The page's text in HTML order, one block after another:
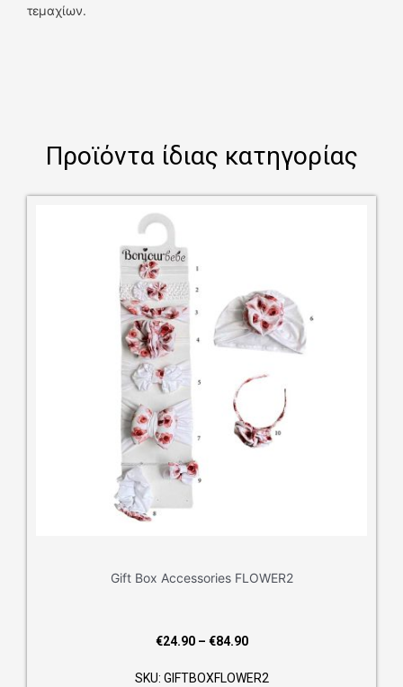
τεμαχίων.
Προϊόντα ίδιας κατηγορίας
Gift Box Accessories FLOWER2
€24.90 – €84.90Price
€24.90
SKU: GIFTBOXFLOWER2